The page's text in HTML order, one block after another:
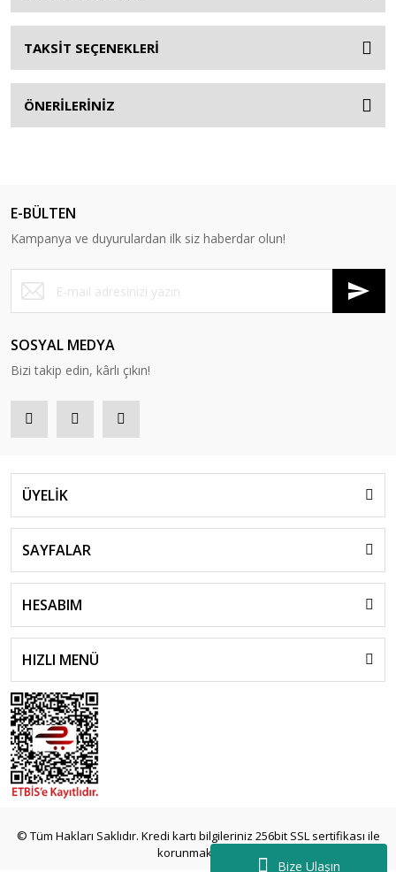
Bize Ulaşın
TAKSİT SEÇENEKLERİ
ÖNERİLERİNİZ
E-BÜLTEN
Kampanya ve duyurulardan ilk siz haberdar olun!
SOSYAL MEDYA
Bizi takip edin, kârlı çıkın!
ÜYELİK
SAYFALAR
HESABIM
HIZLI MENÜ
© Tüm Hakları Saklıdır. Kredi kartı bilgileriniz 256bit SSL sertifikası ile
korunmaktadır.